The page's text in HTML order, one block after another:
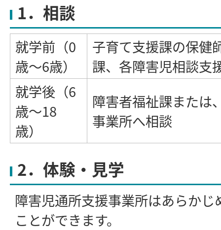
1．相談
就学前（0
歳～6歳）
子育て支援課の保健
課、各障害児相談支
就学後（6
歳～18
歳）
障害者福祉課または
事業所へ相談
2．体験・見学
障害児通所支援事業所はあらか
ことができます。